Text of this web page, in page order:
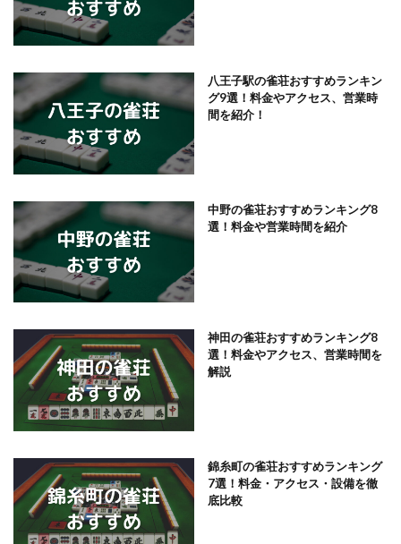
八王子駅の雀荘おすすめランキン
グ9選！料金やアクセス、営業時
間を紹介！
中野の雀荘おすすめランキング8
選！料金や営業時間を紹介
神田の雀荘おすすめランキング8
選！料金やアクセス、営業時間を
解説
錦糸町の雀荘おすすめランキング
7選！料金・アクセス・設備を徹
底比較